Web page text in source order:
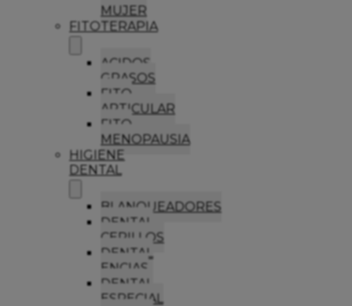
MUJER
FITOTERAPIA
ACIDOS
GRASOS
FITO
ARTICULAR
FITO
MENOPAUSIA
HIGIENE
DENTAL
BLANQUEADORES
DENTAL
CEPILLOS
DENTAL
ENCIAS
DENTAL
ESPECIAL